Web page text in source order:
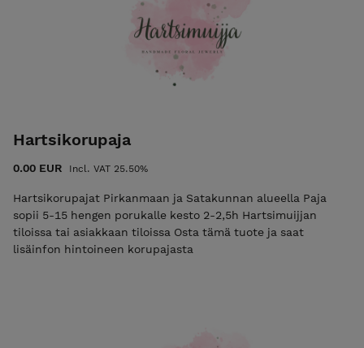
Hartsikorupaja
0.00 EUR Incl. VAT 25.50%
Hartsikorupajat Pirkanmaan ja Satakunnan alueella Paja
sopii 5-15 hengen porukalle kesto 2-2,5h Hartsimuijjan
tiloissa tai asiakkaan tiloissa Osta tämä tuote ja saat
lisäinfon hintoineen korupajasta